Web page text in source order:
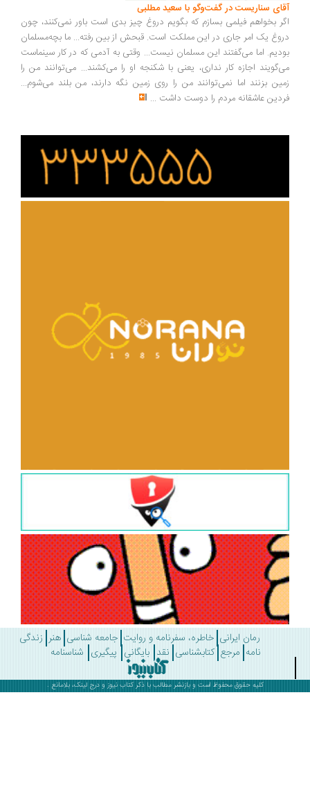
سناریست در گفت‌وگو با سعید مطلبی
بخواهم فیلمی بسازم که بگویم دروغ چیز بدی است باور نمی‌کنند، چون
یک امر جاری در این مملکت است. قبحش از بین رفته... ما بچه‌مسلمان
اما می‌گفتند این مسلمان نیست... وقتی به آدمی که در کار سینماست
اجازه کار نداری، یعنی با شکنجه او را می‌کشند... می‌توانند من را
بزنند اما نمی‌توانند من را روی زمین نگه دارند، من بلند می‌شوم...
عاشقانه مردم را دوست داشت ...
رمان ایرانی خاطره، سفرنامه و روایت جامعه شناسی هنر زندگی
مرجع کتابشناسی نقد بایگانی پیگیری شناسنامه
کلیه حقوق محفوظ است و بازنشر مطالب با ذکرکتاب نیوز و درج لینک، بلامانع .